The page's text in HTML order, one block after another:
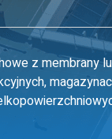
z membrany